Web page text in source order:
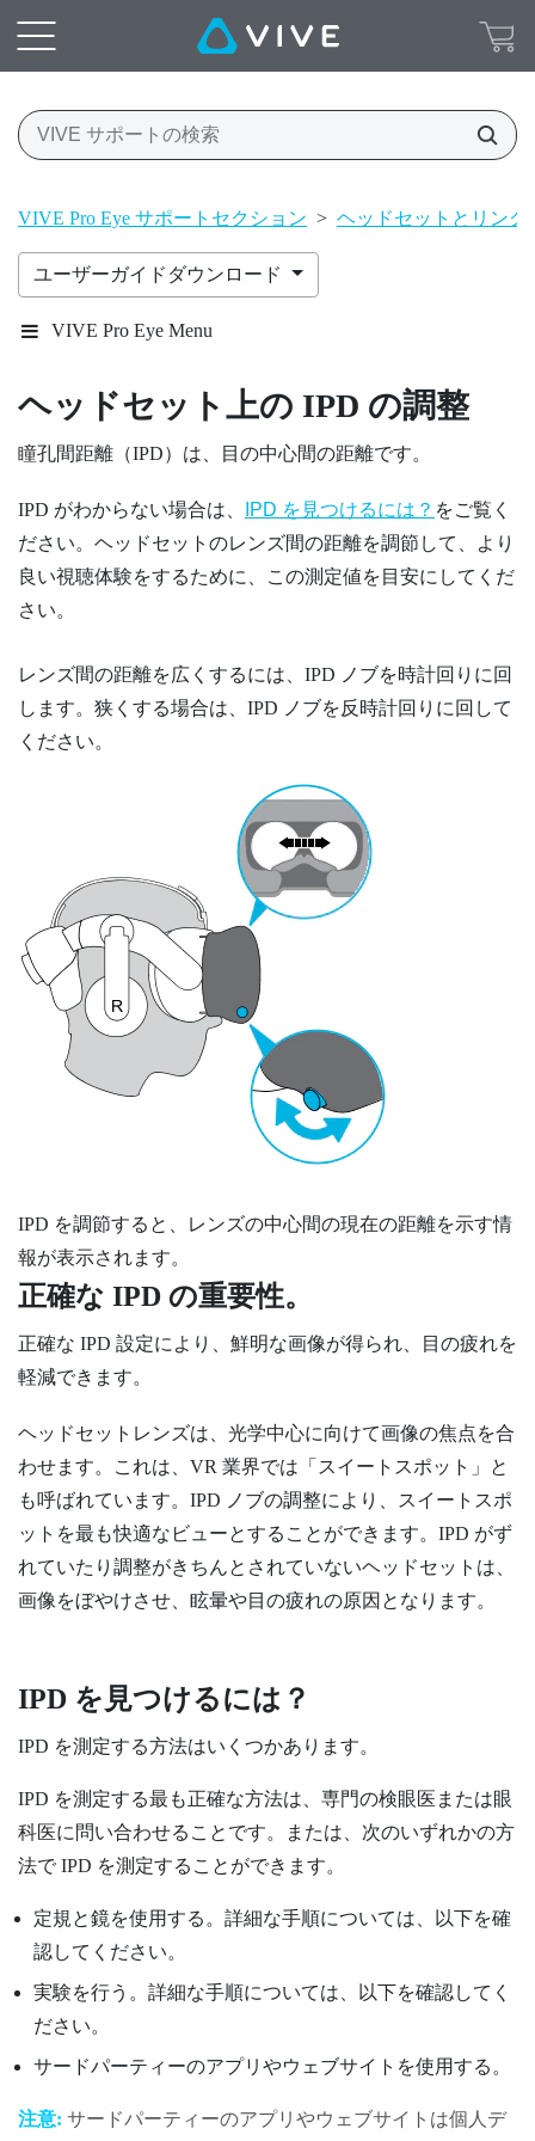
VIVE Pro Eye サポートセクション > ヘッドセットとリンク
ユーザーガイドダウンロード
VIVE Pro Eye Menu
ヘッドセット上の IPD の調整
瞳孔間距離（IPD）は、目の中心間の距離です。
IPD がわからない場合は、 IPD を見つけるには？ をご覧く
ださい。ヘッドセットのレンズ間の距離を調節して、より
良い視聴体験をするために、この測定値を目安にしてくだ
さい。
レンズ間の距離を広くするには、IPD ノブを時計回りに回
します。狭くする場合は、IPD ノブを反時計回りに回して
ください。
IPD を調節すると、レンズの中心間の現在の距離を示す情
報が表示されます。
正確な IPD の重要性。
正確な IPD 設定により、鮮明な画像が得られ、目の疲れを
軽減できます。
ヘッドセットレンズは、光学中心に向けて画像の焦点を合
わせます。これは、VR 業界では「スイートスポット」と
も呼ばれています。IPD ノブの調整により、スイートスポ
ットを最も快適なビューとすることができます。IPD がず
れていたり調整がきちんとされていないヘッドセットは、
画像をぼやけさせ、眩暈や目の疲れの原因となります。
IPD を見つけるには？
IPD を測定する方法はいくつかあります。
IPD を測定する最も正確な方法は、専門の検眼医または眼
科医に問い合わせることです。または、次のいずれかの方
法で IPD を測定することができます。
定規と鏡を使用する。詳細な手順については、以下を確
認してください。
実験を行う。詳細な手順については、以下を確認してく
ださい。
サードパーティーのアプリやウェブサイトを使用する。
注意: サードパーティーのアプリやウェブサイトは個人デ